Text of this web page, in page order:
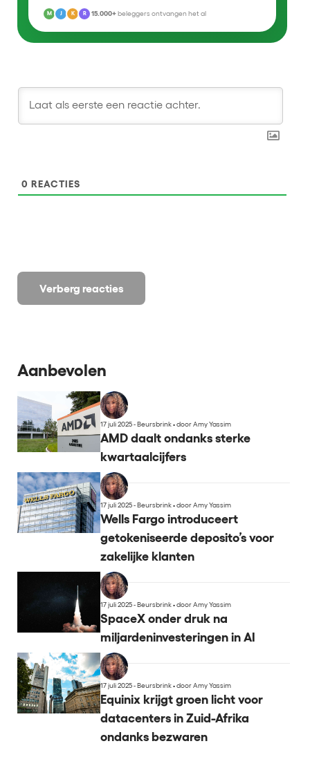
M J K R 15.000+beleggers ontvangen het al
Verberg reacties
0 REACTIES
Aanbevolen
17 juli 2025 - Beursbrink•door Amy Yassim
AMD daalt ondanks sterke
kwartaalcijfers
17 juli 2025 - Beursbrink•door Amy Yassim
Wells Fargo introduceert
getokeniseerde deposito’s voor
zakelijke klanten
17 juli 2025 - Beursbrink•door Amy Yassim
SpaceX onder druk na
miljardeninvesteringen in AI
17 juli 2025 - Beursbrink•door Amy Yassim
Equinix krijgt groen licht voor
datacenters in Zuid-Afrika
ondanks bezwaren